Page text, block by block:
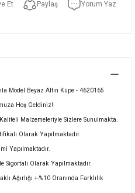
Et Paylaş Yorum Yaz
Model Beyaz Altın Küpe - 4620165
Hoş Geldiniz!
Malzemeleriyle Sizlere Sunulmakta.
Olarak Yapılmaktadır.
Yapılmaktadır.
Olarak Yapılmaktadır.
Ağırlığı +-%10 Oranında Farklılık